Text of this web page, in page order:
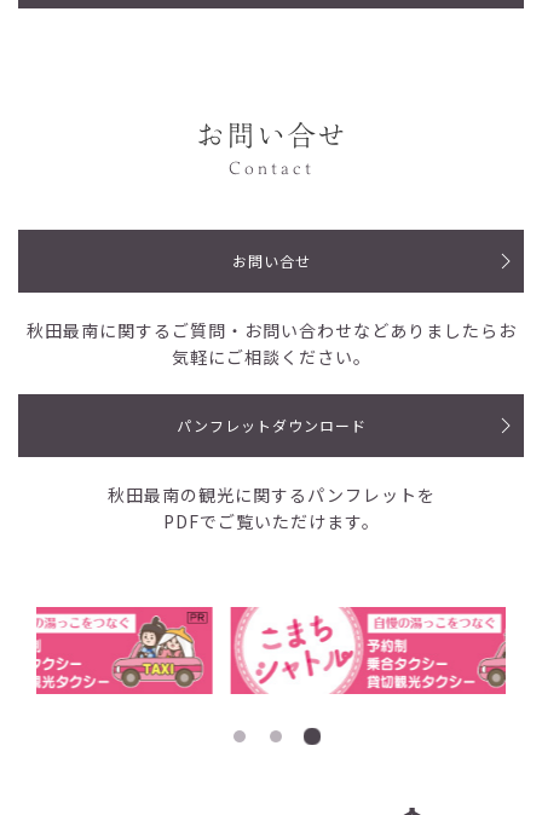
お問い合せ
Contact
お問い合せ
秋田最南に関するご質問・お問い合わせなどありましたらお
気軽にご相談ください。
パンフレットダウンロード
秋田最南の観光に関するパンフレットを
PDFでご覧いただけます。